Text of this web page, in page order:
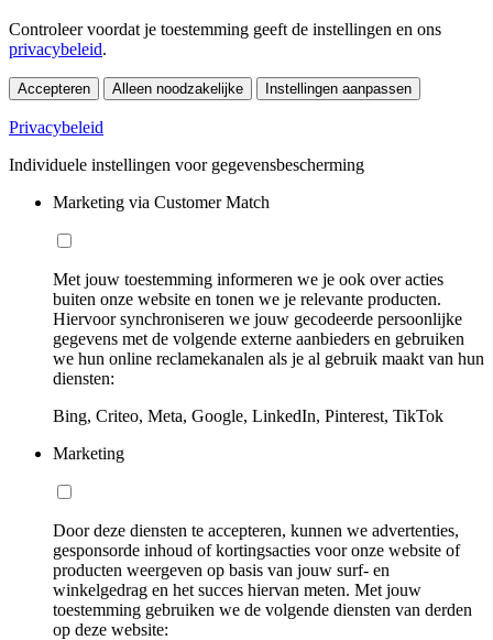
Controleer voordat je toestemming geeft de instellingen en ons
privacybeleid.
Accepteren Alleen noodzakelijke Instellingen aanpassen
Privacybeleid
Individuele instellingen voor gegevensbescherming
Marketing via Customer Match
Met jouw toestemming informeren we je ook over acties
buiten onze website en tonen we je relevante producten.
Hiervoor synchroniseren we jouw gecodeerde persoonlijke
gegevens met de volgende externe aanbieders en gebruiken
we hun online reclamekanalen als je al gebruik maakt van hun
diensten:
Bing, Criteo, Meta, Google, LinkedIn, Pinterest, TikTok
Marketing
Door deze diensten te accepteren, kunnen we advertenties,
gesponsorde inhoud of kortingsacties voor onze website of
producten weergeven op basis van jouw surf- en
winkelgedrag en het succes hiervan meten. Met jouw
toestemming gebruiken we de volgende diensten van derden
op deze website: